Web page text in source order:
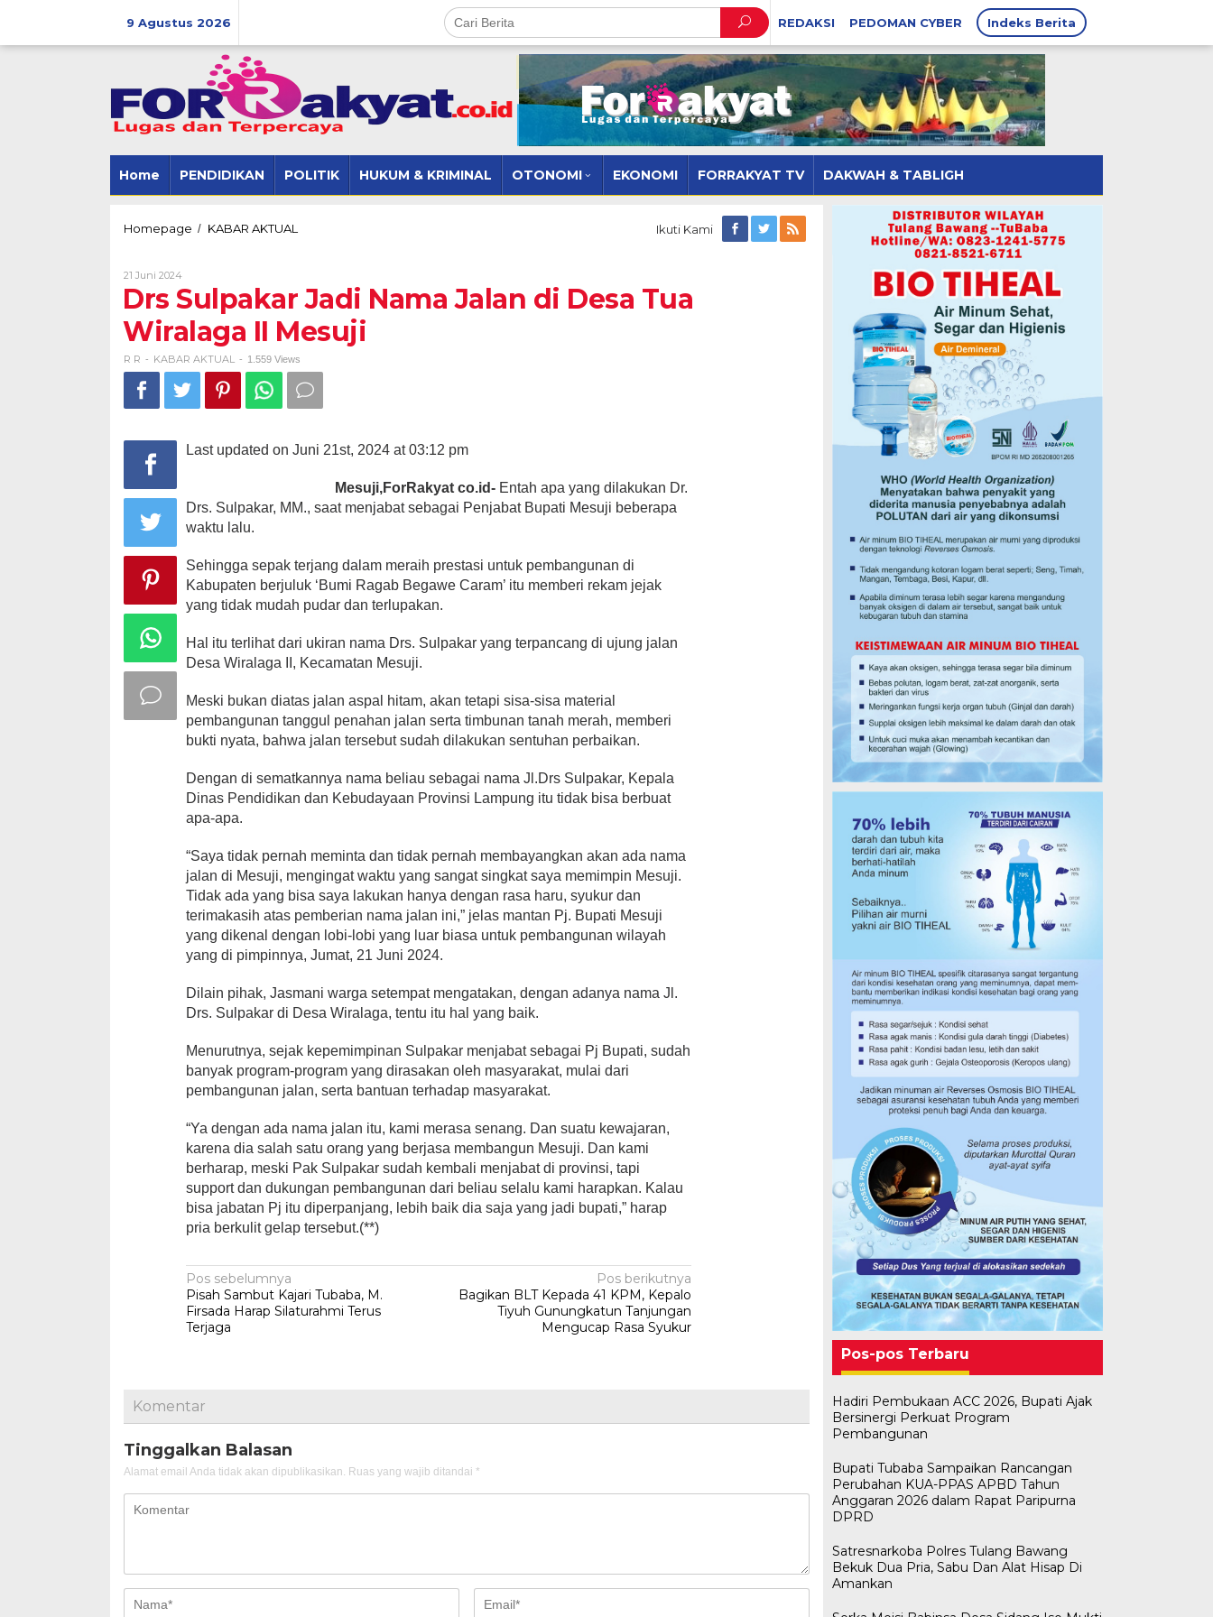
9 Agustus 2026 REDAKSI PEDOMAN CYBER Indeks Berita
Home PENDIDIKAN POLITIK HUKUM & KRIMINAL OTONOMI EKONOMI FORRAKYAT TV DAKWAH & TABLIGH
Homepage / KABAR AKTUAL
Jalan
di
Desa
Tua
Wiralaga
II
Mesuji
Ikuti Kami
21 Juni 2024Oleh
R
R
Drs Sulpakar Jadi Nama Jalan di Desa Tua
Wiralaga II Mesuji
R R - KABAR AKTUAL - 1.559 Views
Last updated on Juni 21st, 2024 at 03:12 pm
Mesuji,ForRakyat co.id- Entah apa yang dilakukan Dr.
Drs. Sulpakar, MM., saat menjabat sebagai Penjabat Bupati Mesuji beberapa
waktu lalu.
Sehingga sepak terjang dalam meraih prestasi untuk pembangunan di
Kabupaten berjuluk ‘Bumi Ragab Begawe Caram’ itu memberi rekam jejak
yang tidak mudah pudar dan terlupakan.
Hal itu terlihat dari ukiran nama Drs. Sulpakar yang terpancang di ujung jalan
Desa Wiralaga II, Kecamatan Mesuji.
Meski bukan diatas jalan aspal hitam, akan tetapi sisa-sisa material
pembangunan tanggul penahan jalan serta timbunan tanah merah, memberi
bukti nyata, bahwa jalan tersebut sudah dilakukan sentuhan perbaikan.
Dengan di sematkannya nama beliau sebagai nama Jl.Drs Sulpakar, Kepala
Dinas Pendidikan dan Kebudayaan Provinsi Lampung itu tidak bisa berbuat
apa-apa.
“Saya tidak pernah meminta dan tidak pernah membayangkan akan ada nama
jalan di Mesuji, mengingat waktu yang sangat singkat saya memimpin Mesuji.
Tidak ada yang bisa saya lakukan hanya dengan rasa haru, syukur dan
terimakasih atas pemberian nama jalan ini,” jelas mantan Pj. Bupati Mesuji
yang dikenal dengan lobi-lobi yang luar biasa untuk pembangunan wilayah
yang di pimpinnya, Jumat, 21 Juni 2024.
Dilain pihak, Jasmani warga setempat mengatakan, dengan adanya nama Jl.
Drs. Sulpakar di Desa Wiralaga, tentu itu hal yang baik.
Menurutnya, sejak kepemimpinan Sulpakar menjabat sebagai Pj Bupati, sudah
banyak program-program yang dirasakan oleh masyarakat, mulai dari
pembangunan jalan, serta bantuan terhadap masyarakat.
“Ya dengan ada nama jalan itu, kami merasa senang. Dan suatu kewajaran,
karena dia salah satu orang yang berjasa membangun Mesuji. Dan kami
berharap, meski Pak Sulpakar sudah kembali menjabat di provinsi, tapi
support dan dukungan pembangunan dari beliau selalu kami harapkan. Kalau
bisa jabatan Pj itu diperpanjang, lebih baik dia saja yang jadi bupati,” harap
pria berkulit gelap tersebut.(**)
Navigasi
pos
Pos sebelumnya
Pisah Sambut Kajari Tubaba, M.
Firsada Harap Silaturahmi Terus
Terjaga
Pos berikutnya
Bagikan BLT Kepada 41 KPM, Kepalo
Tiyuh Gunungkatun Tanjungan
Mengucap Rasa Syukur
Komentar
Tinggalkan Balasan
Alamat email Anda tidak akan dipublikasikan. Ruas yang wajib ditandai *
Pos-pos Terbaru
Hadiri Pembukaan ACC 2026, Bupati Ajak
Bersinergi Perkuat Program
Pembangunan
Bupati Tubaba Sampaikan Rancangan
Perubahan KUA-PPAS APBD Tahun
Anggaran 2026 dalam Rapat Paripurna
DPRD
Satresnarkoba Polres Tulang Bawang
Bekuk Dua Pria, Sabu Dan Alat Hisap Di
Amankan